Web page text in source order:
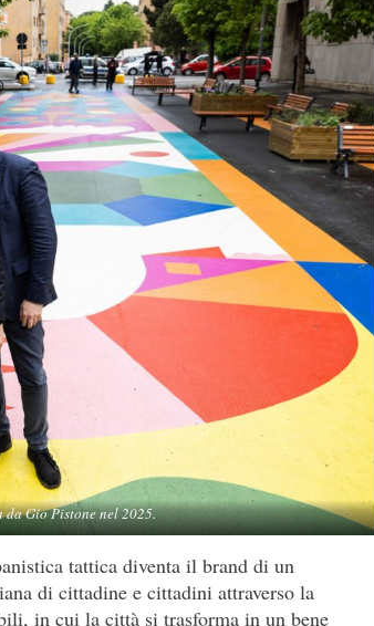
Gio Pistone nel 2025.
tattica diventa il brand di un
di cittadine e cittadini attraverso la
in cui la città si trasforma in un bene